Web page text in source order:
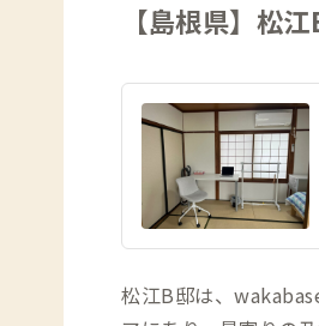
【島根県】松
松江B邸は、